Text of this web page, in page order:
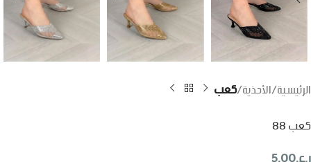
الرئيسية الأحذية كعب
كعب 88
ر.ع.5.00